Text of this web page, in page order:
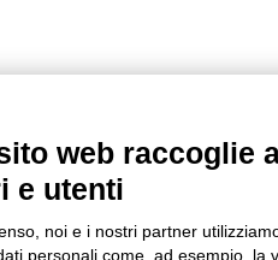
web raccoglie
e utenti
noi e i nostri partner
personali come, ad esempio, la